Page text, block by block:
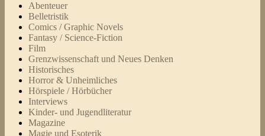
Abenteuer
Belletristik
Comics / Graphic Novels
Fantasy / Science-Fiction
Film
Grenzwissenschaft und Neues Denken
Historisches
Horror & Unheimliches
Hörspiele / Hörbücher
Interviews
Kinder- und Jugendliteratur
Magazine
Magie und Esoterik